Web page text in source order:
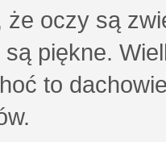
że oczy są
piękne.
to